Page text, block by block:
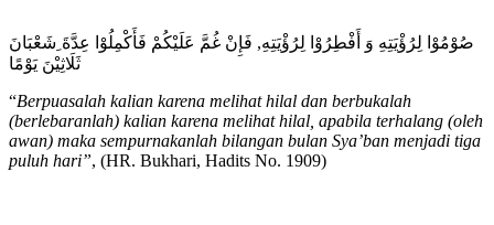
صُوْمُوْا لِرُؤْيَتِهِ وَ أَفْطِرُوْا لِرُؤْيَتِهِ, فَإِنْ غُمَّ عَلَيْكُمْ فَأَكْمِلُوْا عِدَّةَ ِشَعْبَانَ
ثَلَاثِيْنَ يَوْمًا
“Berpuasalah kalian karena melihat hilal dan berbukalah
(berlebaranlah) kalian karena melihat hilal, apabila terhalang (oleh
awan) maka sempurnakanlah bilangan bulan Sya’ban menjadi tiga
puluh hari”, (HR. Bukhari, Hadits No. 1909)